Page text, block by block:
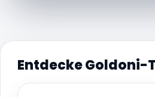
Entdecke Goldoni-